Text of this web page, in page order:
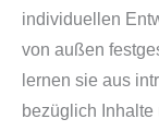
individuellen
von außen
lernen sie aus
bezüglich